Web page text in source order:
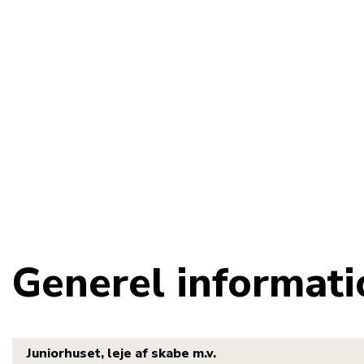
Generel
Juniorhuset, leje af skabe m.v.